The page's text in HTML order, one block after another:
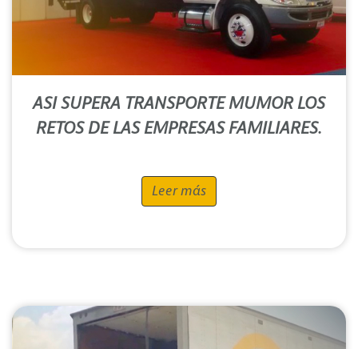
ASI SUPERA TRANSPORTE MUMOR LOS
RETOS DE LAS EMPRESAS FAMILIARES.
Leer más